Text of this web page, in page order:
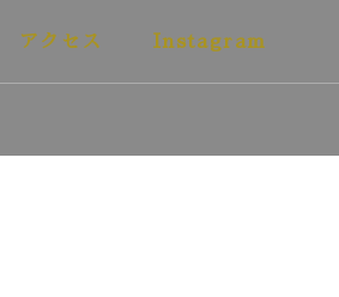
アクセス Instagram